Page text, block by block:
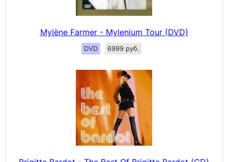
Mylène Farmer - Mylenium Tour (DVD)
DVD 6999 руб.